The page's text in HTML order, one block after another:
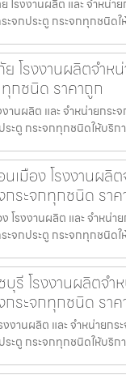
โรงงานผลิต และ จำหน่า
ะจกประตู กระจกทุกชนิดใ
โรงงานผลิตจำห
กชนิด ราคาถูก
านผลิต และ จำหน่ายกระ
ะตู กระจกทุกชนิดให้บริก
เมือง โรงงานผลิ
กระจกทุกชนิด รา
โรงงานผลิต และ จำหน่า
ะจกประตู กระจกทุกชนิดใ
บุรี โรงงานผลิตจำ
กระจกทุกชนิด รา
งงานผลิต และ จำหน่ายก
ะตู กระจกทุกชนิดให้บริก